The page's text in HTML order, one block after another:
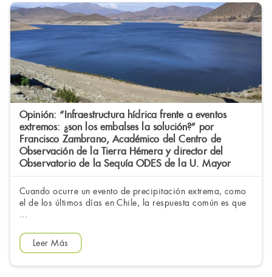
Opinión: “Infraestructura hídrica frente a eventos
extremos: ¿son los embalses la solución?” por
Francisco Zambrano, Académico del Centro de
Observación de la Tierra Hémera y director del
Observatorio de la Sequía ODES de la U. Mayor
Cuando ocurre un evento de precipitación extrema, como
el de los últimos días en Chile, la respuesta común es que
...
Leer Más